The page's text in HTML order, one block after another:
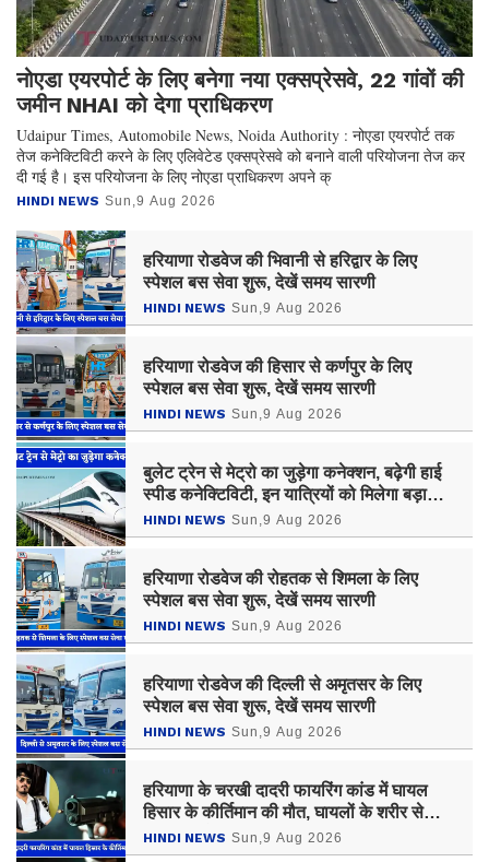
नोएडा एयरपोर्ट के लिए बनेगा नया एक्सप्रेसवे, 22 गांवों की
जमीन NHAI को देगा प्राधिकरण
Udaipur Times, Automobile News, Noida Authority : नोएडा एयरपोर्ट तक
तेज कनेक्टिविटी करने के लिए एलिवेटेड एक्सप्रेसवे को बनाने वाली परियोजना तेज कर
दी गई है। इस परियोजना के लिए नोएडा प्राधिकरण अपने क्
HINDI NEWS Sun,9 Aug 2026
हरियाणा रोडवेज की भिवानी से हरिद्वार के लिए
स्पेशल बस सेवा शुरू, देखें समय सारणी
HINDI NEWS Sun,9 Aug 2026
हरियाणा रोडवेज की हिसार से कर्णपुर के लिए
स्पेशल बस सेवा शुरू, देखें समय सारणी
HINDI NEWS Sun,9 Aug 2026
बुलेट ट्रेन से मेट्रो का जुड़ेगा कनेक्शन, बढ़ेगी हाई
स्पीड कनेक्टिविटी, इन यात्रियों को मिलेगा बड़ा
फायदा
HINDI NEWS Sun,9 Aug 2026
हरियाणा रोडवेज की रोहतक से शिमला के लिए
स्पेशल बस सेवा शुरू, देखें समय सारणी
HINDI NEWS Sun,9 Aug 2026
हरियाणा रोडवेज की दिल्ली से अमृतसर के लिए
स्पेशल बस सेवा शुरू, देखें समय सारणी
HINDI NEWS Sun,9 Aug 2026
हरियाणा के चरखी दादरी फायरिंग कांड में घायल
हिसार के कीर्तिमान की मौत, घायलों के शरीर से
मिलीं 20 गोलियां
HINDI NEWS Sun,9 Aug 2026